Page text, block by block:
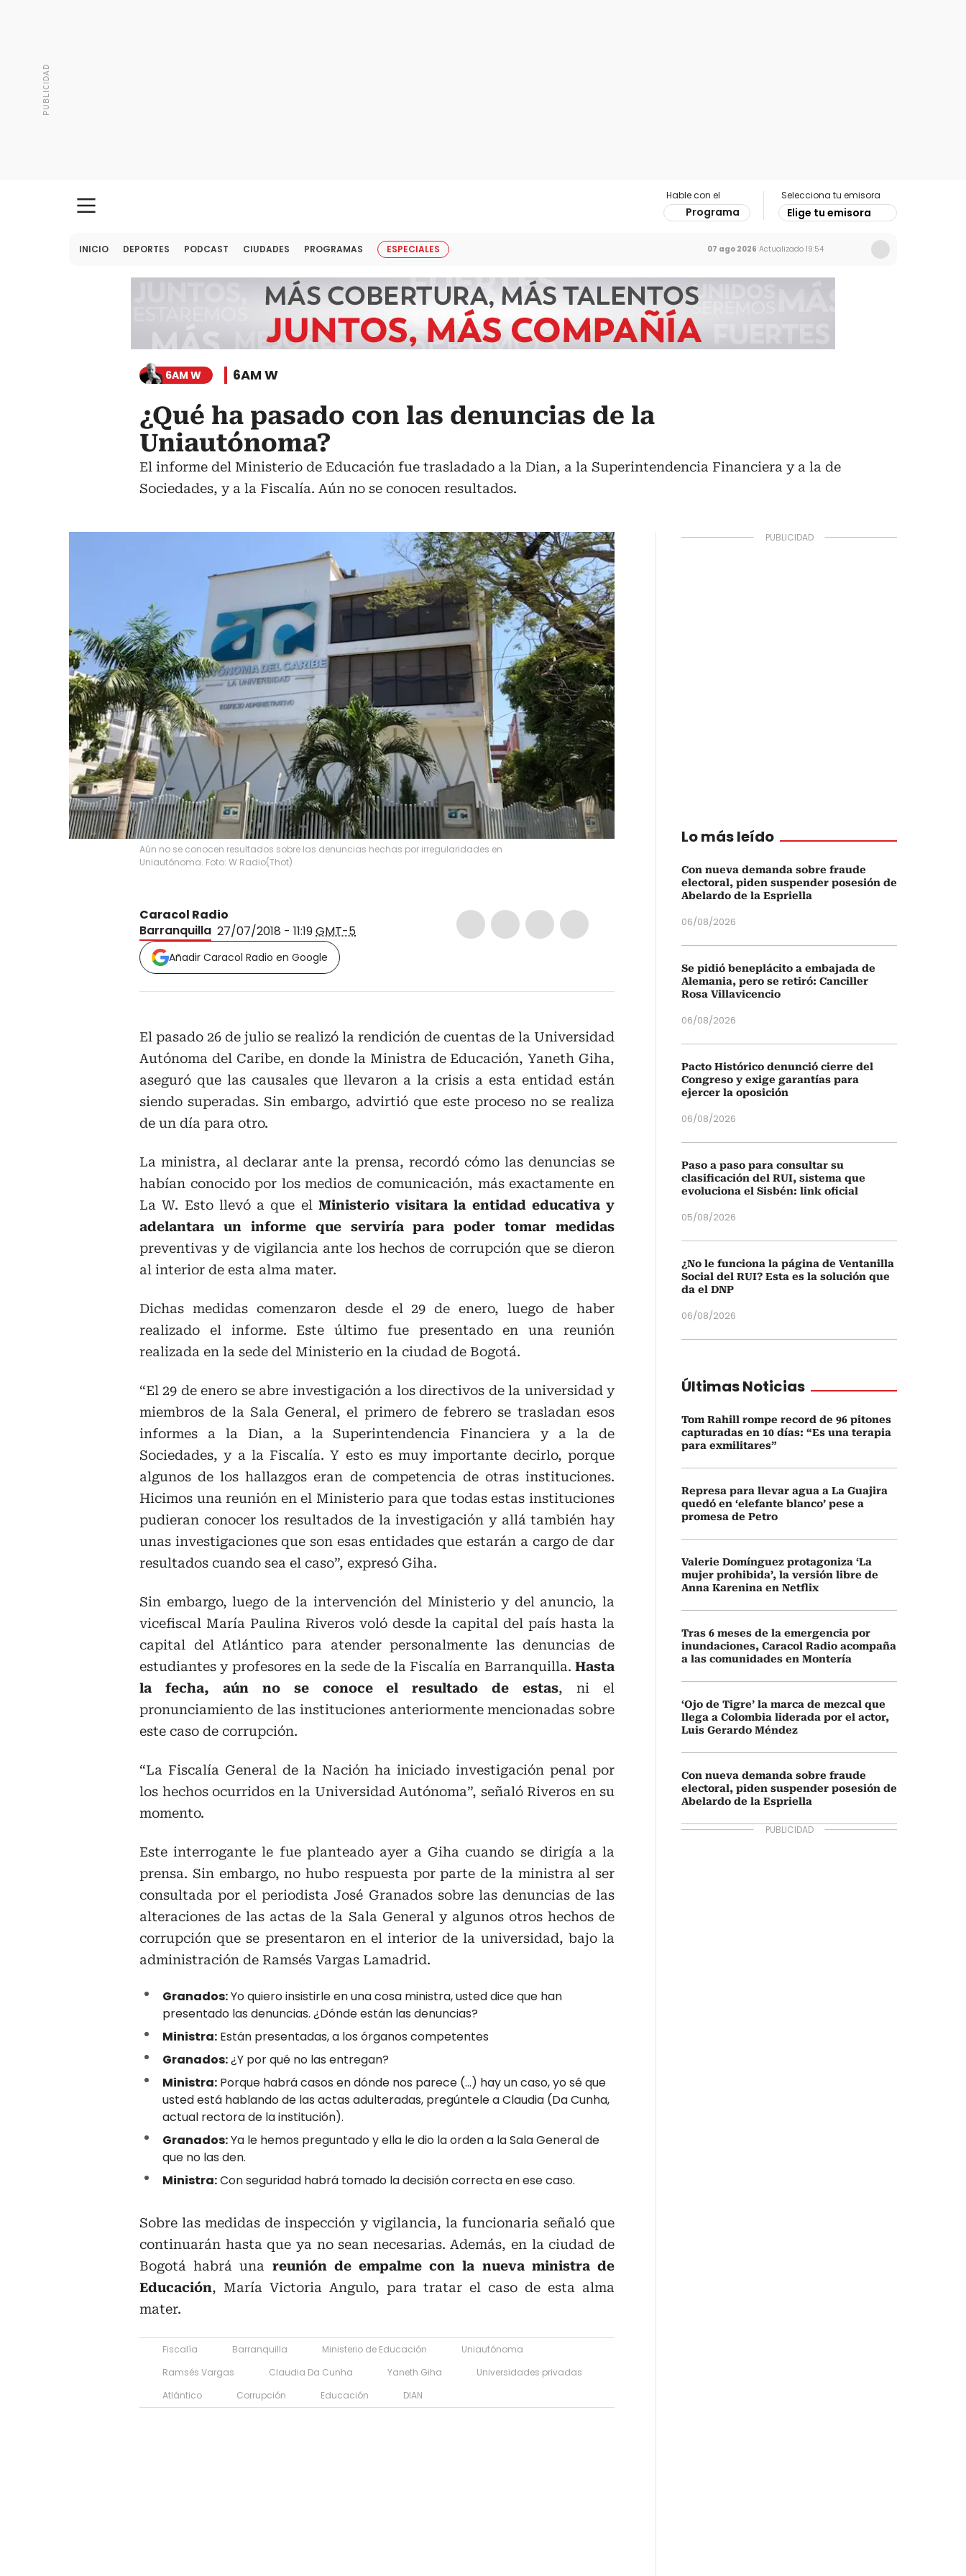
Hable con el
Programa
Selecciona tu emisora
Elige tu emisora
INICIO DEPORTES PODCAST CIUDADES PROGRAMAS ESPECIALES 07 ago 2026 Actualizado 19:54
6AM W 6AM W
¿Qué ha pasado con las denuncias de la
Uniautónoma?
El informe del Ministerio de Educación fue trasladado a la Dian, a la Superintendencia Financiera y a la de
Sociedades, y a la Fiscalía. Aún no se conocen resultados.
Aún no se conocen resultados sobre las denuncias hechas por irregularidades en
Uniautónoma. Foto: W Radio(Thot)
Caracol Radio
Barranquilla 27/07/2018 - 11:19GMT-5
Añadir Caracol Radio en Google
El pasado 26 de julio se realizó la rendición de cuentas de la Universidad
Autónoma del Caribe, en donde la Ministra de Educación, Yaneth Giha,
aseguró que las causales que llevaron a la crisis a esta entidad están
siendo superadas. Sin embargo, advirtió que este proceso no se realiza
de un día para otro.
La ministra, al declarar ante la prensa, recordó cómo las denuncias se
habían conocido por los medios de comunicación, más exactamente en
La W. Esto llevó a que el Ministerio visitara la entidad educativa y
adelantara un informe que serviría para poder tomar medidas
preventivas y de vigilancia ante los hechos de corrupción que se dieron
al interior de esta alma mater.
Dichas medidas comenzaron desde el 29 de enero, luego de haber
realizado el informe. Este último fue presentado en una reunión
realizada en la sede del Ministerio en la ciudad de Bogotá.
“El 29 de enero se abre investigación a los directivos de la universidad y
miembros de la Sala General, el primero de febrero se trasladan esos
informes a la Dian, a la Superintendencia Financiera y a la de
Sociedades, y a la Fiscalía. Y esto es muy importante decirlo, porque
algunos de los hallazgos eran de competencia de otras instituciones.
Hicimos una reunión en el Ministerio para que todas estas instituciones
pudieran conocer los resultados de la investigación y allá también hay
unas investigaciones que son esas entidades que estarán a cargo de dar
resultados cuando sea el caso”, expresó Giha.
Sin embargo, luego de la intervención del Ministerio y del anuncio, la
vicefiscal María Paulina Riveros voló desde la capital del país hasta la
capital del Atlántico para atender personalmente las denuncias de
estudiantes y profesores en la sede de la Fiscalía en Barranquilla. Hasta
la fecha, aún no se conoce el resultado de estas, ni el
pronunciamiento de las instituciones anteriormente mencionadas sobre
este caso de corrupción.
“La Fiscalía General de la Nación ha iniciado investigación penal por
los hechos ocurridos en la Universidad Autónoma”, señaló Riveros en su
momento.
Este interrogante le fue planteado ayer a Giha cuando se dirigía a la
prensa. Sin embargo, no hubo respuesta por parte de la ministra al ser
consultada por el periodista José Granados sobre las denuncias de las
alteraciones de las actas de la Sala General y algunos otros hechos de
corrupción que se presentaron en el interior de la universidad, bajo la
administración de Ramsés Vargas Lamadrid.
Granados:Yo quiero insistirle en una cosa ministra, usted dice que han
presentado las denuncias. ¿Dónde están las denuncias?
Ministra: Están presentadas, a los órganos competentes
Granados:¿Y por qué no las entregan?
Ministra: Porque habrá casos en dónde nos parece (…) hay un caso, yo sé que
usted está hablando de las actas adulteradas, pregúntele a Claudia (Da Cunha,
actual rectora de la institución).
Granados:Ya le hemos preguntado y ella le dio la orden a la Sala General de
que no las den.
Ministra:Con seguridad habrá tomado la decisión correcta en ese caso.
Sobre las medidas de inspección y vigilancia, la funcionaria señaló que
continuarán hasta que ya no sean necesarias. Además, en la ciudad de
Bogotá habrá una reunión de empalme con la nueva ministra de
Educación, María Victoria Angulo, para tratar el caso de esta alma
mater.
Fiscalía Barranquilla Ministerio de Educación
Uniautónoma
Ramsés Vargas
Claudia Da Cunha Yaneth Giha
Universidades privadas
Atlántico
Corrupción Educación DIAN
Lo más leído
Con nueva demanda sobre fraude
electoral, piden suspender posesión de
Abelardo de la Espriella
06/08/2026
Se pidió beneplácito a embajada de
Alemania, pero se retiró: Canciller
Rosa Villavicencio
06/08/2026
Pacto Histórico denunció cierre del
Congreso y exige garantías para
ejercer la oposición
06/08/2026
Paso a paso para consultar su
clasificación del RUI, sistema que
evoluciona el Sisbén: link oficial
05/08/2026
¿No le funciona la página de Ventanilla
Social del RUI? Esta es la solución que
da el DNP
06/08/2026
Últimas Noticias
Tom Rahill rompe record de 96 pitones
capturadas en 10 días: “Es una terapia
para exmilitares”
Represa para llevar agua a La Guajira
quedó en ‘elefante blanco’ pese a
promesa de Petro
Valerie Domínguez protagoniza ‘La
mujer prohibida’, la versión libre de
Anna Karenina en Netflix
Tras 6 meses de la emergencia por
inundaciones, Caracol Radio acompaña
a las comunidades en Montería
‘Ojo de Tigre’ la marca de mezcal que
llega a Colombia liderada por el actor,
Luis Gerardo Méndez
Con nueva demanda sobre fraude
electoral, piden suspender posesión de
Abelardo de la Espriella